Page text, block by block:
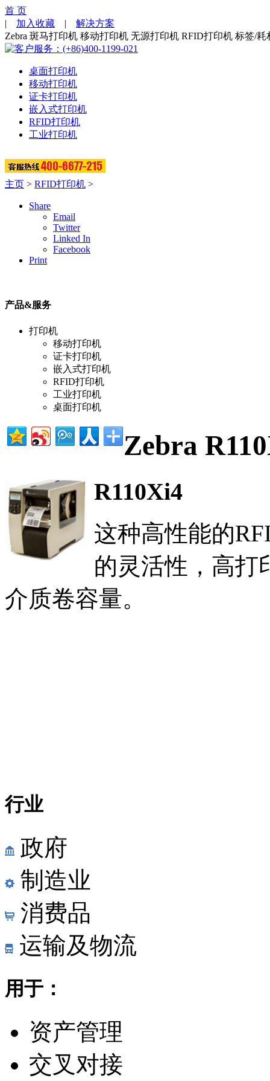
首 页
| 加入收藏 | 解决方案
Zebra 斑马打印机 移动打印机 无源打印机 RFID打印机 标签/耗
桌面打印机
移动打印机
证卡打印机
嵌入式打印机
RFID打印机
工业打印机
主页 > RFID打印机 >
Share
Email
Twitter
Linked In
Facebook
Print
产品&服务
打印机
移动打印机
证卡打印机
嵌入式打印机
RFID打印机
工业打印机
桌面打印机
Zebra
R110Xi4
这种高性能的
的灵活性，高打
介质卷容量。
行业
政府
制造业
消费品
运输及物流
用于：
资产管理
交叉对接